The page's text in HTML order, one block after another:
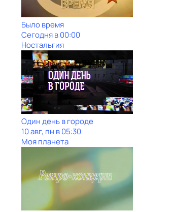
Было время
Сегодня в 00:00
Ностальгия
Один день в городе
10 авг, пн в 05:30
Моя планета